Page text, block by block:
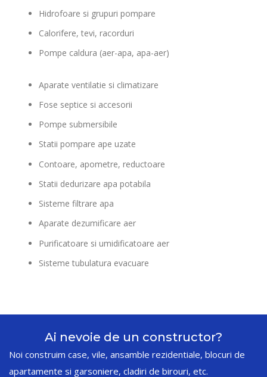
Hidrofoare si grupuri pompare
Calorifere, tevi, racorduri
Pompe caldura (aer-apa, apa-aer)
Aparate ventilatie si climatizare
Fose septice si accesorii
Pompe submersibile
Statii pompare ape uzate
Contoare, apometre, reductoare
Statii dedurizare apa potabila
Sisteme filtrare apa
Aparate dezumificare aer
Purificatoare si umidificatoare aer
Sisteme tubulatura evacuare
Ai nevoie de un constructor?
Noi construim case, vile, ansamble rezidentiale, blocuri de
apartamente si garsoniere, cladiri de birouri, etc.